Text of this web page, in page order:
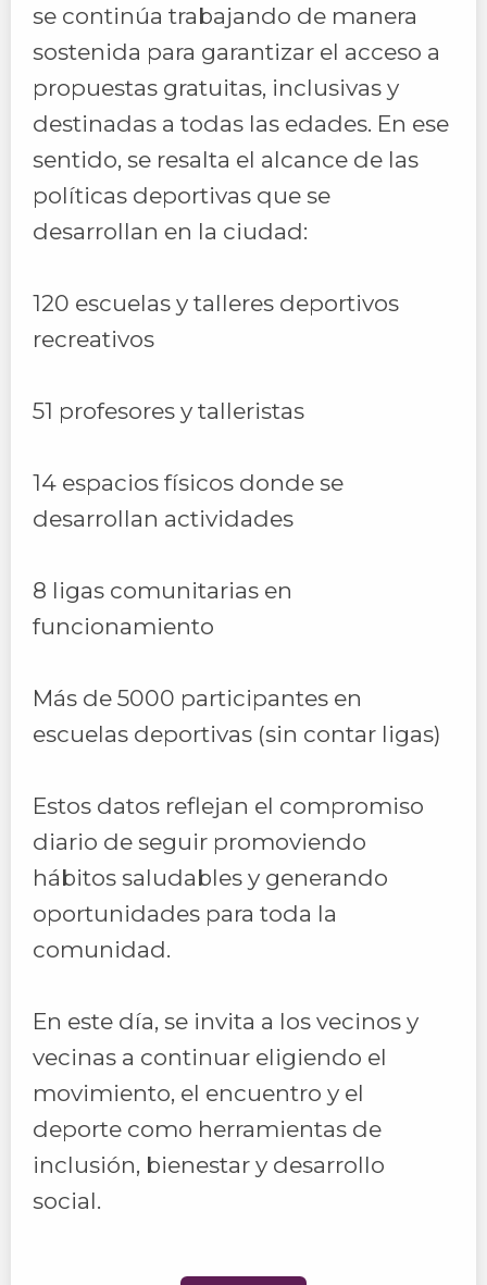
se continúa trabajando de manera
sostenida para garantizar el acceso a
propuestas gratuitas, inclusivas y
destinadas a todas las edades. En ese
sentido, se resalta el alcance de las
políticas deportivas que se
desarrollan en la ciudad:
120 escuelas y talleres deportivos
recreativos
51 profesores y talleristas
14 espacios físicos donde se
desarrollan actividades
8 ligas comunitarias en
funcionamiento
Más de 5000 participantes en
escuelas deportivas (sin contar ligas)
Estos datos reflejan el compromiso
diario de seguir promoviendo
hábitos saludables y generando
oportunidades para toda la
comunidad.
En este día, se invita a los vecinos y
vecinas a continuar eligiendo el
movimiento, el encuentro y el
deporte como herramientas de
inclusión, bienestar y desarrollo
social.